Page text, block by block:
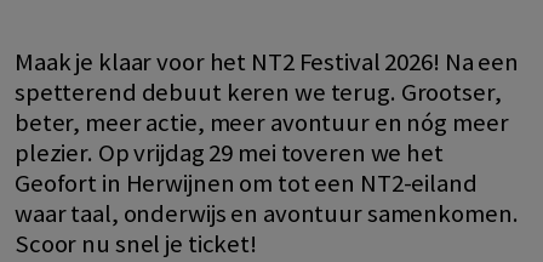
Maak je klaar voor het NT2 Festival 2026! Na een
spetterend debuut keren we terug. Grootser,
beter, meer actie, meer avontuur en nóg meer
plezier. Op vrijdag 29 mei toveren we het
Geofort in Herwijnen om tot een NT2-eiland
waar taal, onderwijs en avontuur samenkomen.
Scoor nu snel je ticket!